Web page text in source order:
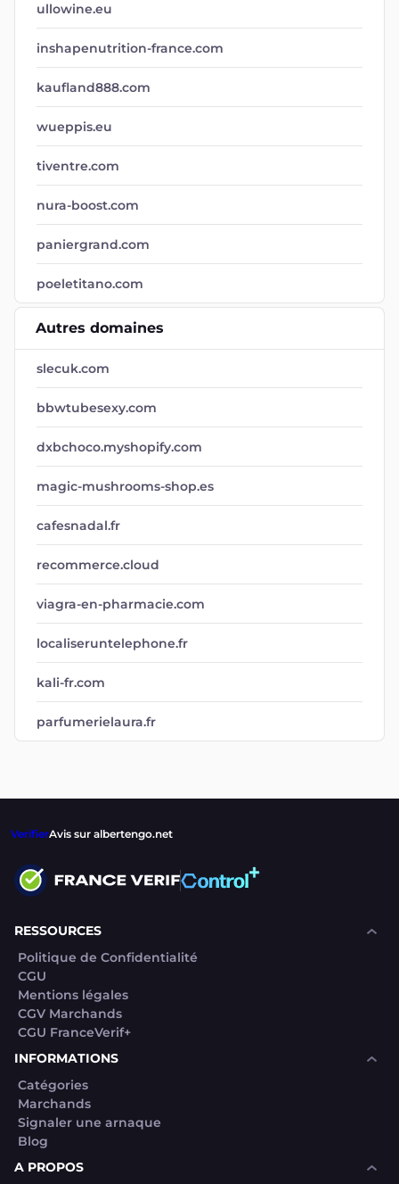
ullowine.eu
inshapenutrition-france.com
kaufland888.com
wueppis.eu
tiventre.com
nura-boost.com
paniergrand.com
poeletitano.com
Autres domaines
slecuk.com
bbwtubesexy.com
dxbchoco.myshopify.com
magic-mushrooms-shop.es
cafesnadal.fr
recommerce.cloud
viagra-en-pharmacie.com
localiseruntelephone.fr
kali-fr.com
parfumerielaura.fr
VerifierAvis sur albertengo.net
RESSOURCES
Politique de Confidentialité
CGU
Mentions légales
CGV Marchands
CGU FranceVerif+
INFORMATIONS
Catégories
Marchands
Signaler une arnaque
Blog
A PROPOS